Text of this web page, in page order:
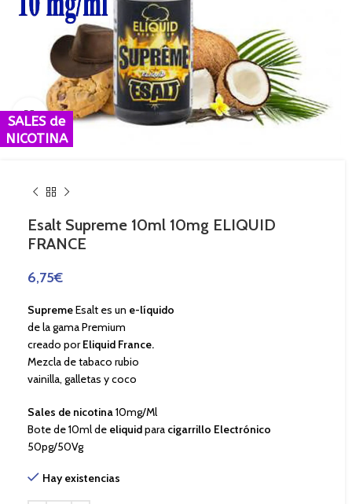
Haga Click para agrandar
SALES de
NICOTINA
Esalt Supreme 10ml 10mg ELIQUID
FRANCE
6,75€
SupremeEsalt es un e-líquido
de la gama Premium
creado porEliquid France.
Mezcla de tabaco rubio
vainilla, galletas y coco
Sales de nicotina10mg/Ml
Bote de 10ml de eliquidpara cigarrillo Electrónico
50pg/50Vg
Hay existencias